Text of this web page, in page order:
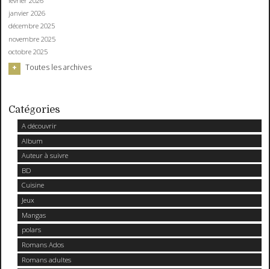
janvier 2026
décembre 2025
novembre 2025
octobre 2025
Toutes les archives
Catégories
A découvrir
Album
Auteur à suivre
BD
Cuisine
Jeux
Mangas
polars
Romans Ados
Romans adultes